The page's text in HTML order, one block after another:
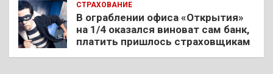
СТРАХОВАНИЕ
В ограблении офиса «Открытия»
на 1/4 оказался виноват сам банк,
платить пришлось страховщикам